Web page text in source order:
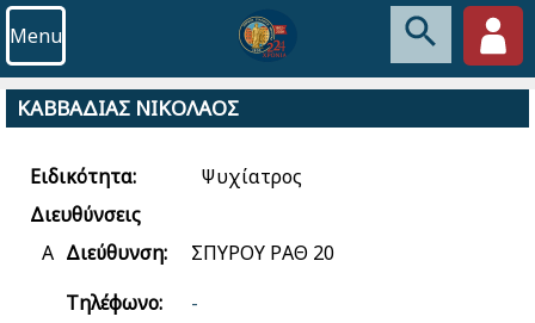
Menu
ΚΑΒΒΑΔΙΑΣ ΝΙΚΟΛΑΟΣ
Ειδικότητα:
Ψυχίατρος
Διευθύνσεις
Α Διεύθυνση:
ΣΠΥΡΟΥ ΡΑΘ 20
Τηλέφωνο:
-